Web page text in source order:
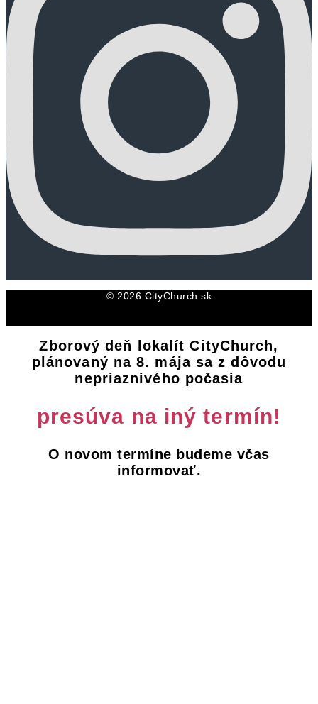
© 2026 CityChurch.sk
Zborový deň lokalít CityChurch,
plánovaný na 8. mája sa z dôvodu
nepriaznivého počasia
presúva na iný termín!
O novom termíne budeme včas
informovať.